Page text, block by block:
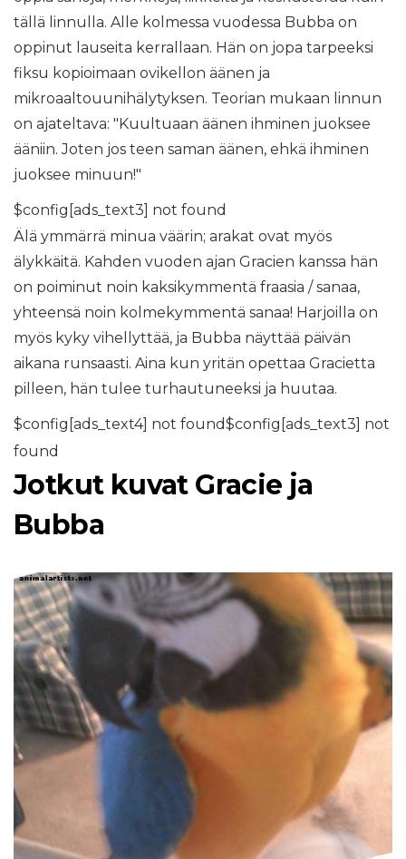
tällä linnulla. Alle kolmessa vuodessa Bubba on
oppinut lauseita kerrallaan. Hän on jopa tarpeeksi
fiksu kopioimaan ovikellon äänen ja
mikroaaltouunihälytyksen. Teorian mukaan linnun
on ajateltava: "Kuultuaan äänen ihminen juoksee
ääniin. Joten jos teen saman äänen, ehkä ihminen
juoksee minuun!"
$config[ads_text3] not found
Älä ymmärrä minua väärin; arakat ovat myös
älykkäitä. Kahden vuoden ajan Gracien kanssa hän
on poiminut noin kaksikymmentä fraasia / sanaa,
yhteensä noin kolmekymmentä sanaa! Harjoilla on
myös kyky vihellyttää, ja Bubba näyttää päivän
aikana runsaasti. Aina kun yritän opettaa Gracietta
pilleen, hän tulee turhautuneeksi ja huutaa.
$config[ads_text4] not found$config[ads_text3] not
found
Jotkut kuvat Gracie ja
Bubba